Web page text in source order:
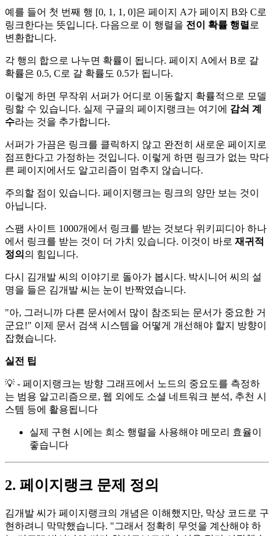
예를 들어 첫 번째 행 [0, 1, 1, 0]은 페이지 A가 페이지 B와 C로
링크한다는 뜻입니다. 다음으로 이 행렬을 전이 확률 행렬 로
변환합니다.
각 행의 합으로 나누면 확률이 됩니다. 페이지 A에서 B로 갈
확률은 0.5, C로 갈 확률도 0.5가 됩니다.
이렇게 하면 무작위 서퍼가 어디로 이동할지 확률적으로 모델
링할 수 있습니다. 실제 구글의 페이지랭크는 여기에 감쇠 계
수라는 것을 추가합니다.
서퍼가 가끔은 링크를 클릭하지 않고 완전히 새로운 페이지로
점프한다고 가정하는 것입니다. 이렇게 하면 링크가 없는 막다
른 페이지에서도 알고리즘이 멈추지 않습니다.
주의할 점이 있습니다. 페이지랭크는 링크의 양만 보는 것이
아닙니다.
스팸 사이트 1000개에서 링크를 받는 것보다 위키피디아 하나
에서 링크를 받는 것이 더 가치 있습니다. 이것이 바로 재귀적
정의 의 힘입니다.
다시 김개발 씨의 이야기로 돌아가 봅시다. 박시니어 씨의 설
명을 들은 김개발 씨는 눈이 반짝였습니다.
"아, 그러니까 다른 문서에서 많이 참조되는 문서가 중요한 거
군요!" 이제 문서 검색 시스템을 어떻게 개선해야 할지 방향이
잡혔습니다.
실전 팁
💡 - 페이지랭크는 방향 그래프에서 노드의 중요도를 측정하
는 범용 알고리즘으로, 웹 외에도 소셜 네트워크 분석, 추천 시
스템 등에 활용됩니다
실제 구현 시에는 희소 행렬을 사용해야 메모리 효율이
좋습니다
2. 페이지랭크 문제 정의
김개발 씨가 페이지랭크의 개념은 이해했지만, 막상 코드로 구
현하려니 막막했습니다. "그래서 정확히 무엇을 계산해야 하